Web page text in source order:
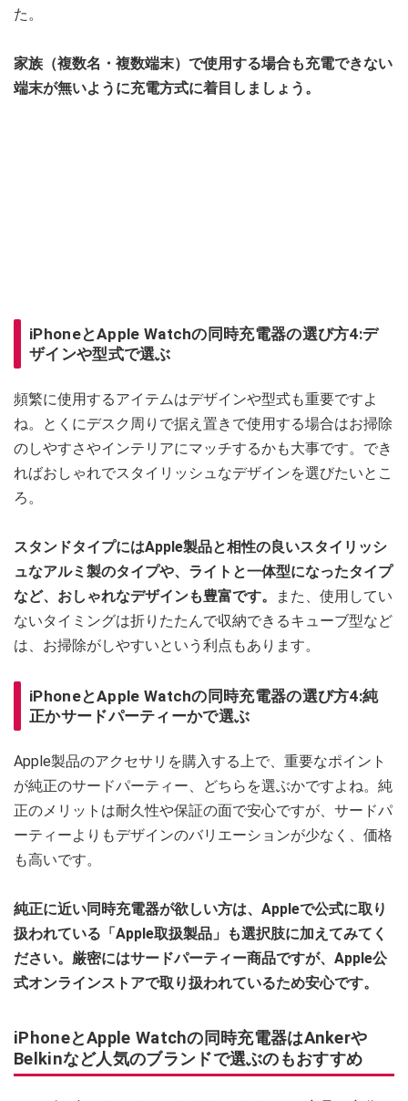
た。
家族（複数名・複数端末）で使用する場合も充電できない
端末が無いように充電方式に着目しましょう。
iPhoneとApple Watchの同時充電器の選び方4:デ
ザインや型式で選ぶ
頻繁に使用するアイテムはデザインや型式も重要ですよ
ね。とくにデスク周りで据え置きで使用する場合はお掃除
のしやすさやインテリアにマッチするかも大事です。でき
ればおしゃれでスタイリッシュなデザインを選びたいとこ
ろ。
スタンドタイプにはApple製品と相性の良いスタイリッシ
ュなアルミ製のタイプや、ライトと一体型になったタイプ
など、おしゃれなデザインも豊富です。
また、使用してい
ないタイミングは折りたたんで収納できるキューブ型など
は、お掃除がしやすいという利点もあります。
iPhoneとApple Watchの同時充電器の選び方4:純
正かサードパーティーかで選ぶ
Apple製品のアクセサリを購入する上で、重要なポイント
が純正のサードパーティー、どちらを選ぶかですよね。純
正のメリットは耐久性や保証の面で安心ですが、サードパ
ーティーよりもデザインのバリエーションが少なく、価格
も高いです。
純正に近い同時充電器が欲しい方は、Appleで公式に取り
扱われている「Apple取扱製品」も選択肢に加えてみてく
ださい。厳密にはサードパーティー商品ですが、Apple公
式オンラインストアで取り扱われているため安心です。
iPhoneとApple Watchの同時充電器はAnkerや
Belkinなど人気のブランドで選ぶのもおすすめ